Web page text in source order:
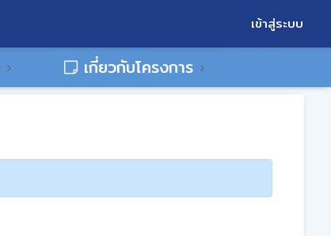
เข้าสู่ระบบ
เกี่ยวกับโครงการ